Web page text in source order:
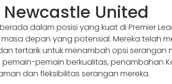
United
dalam posisi yang kuat di Premier
depan yang potensial. Mereka telah
tertarik untuk menambah opsi serangan
pemain-pemain berkualitas, penambahan
dan fleksibilitas serangan mereka.